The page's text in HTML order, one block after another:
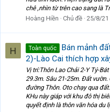
chê ,nhìn từ trên cao sang là
Hoàng Hiền
Chủ đề 25/8/21
H Toàn quốc
Bán mảnh
2)-Lào Cai thích hợp
Vị trí:Thôn Lao Chải 2-Y Tý-
29.3m. Sâu 21-25m. Đất
đường Thôn. Oto chạy qua
KHu này giáp với khu đô thị
quyết định là thôn văn hóa du